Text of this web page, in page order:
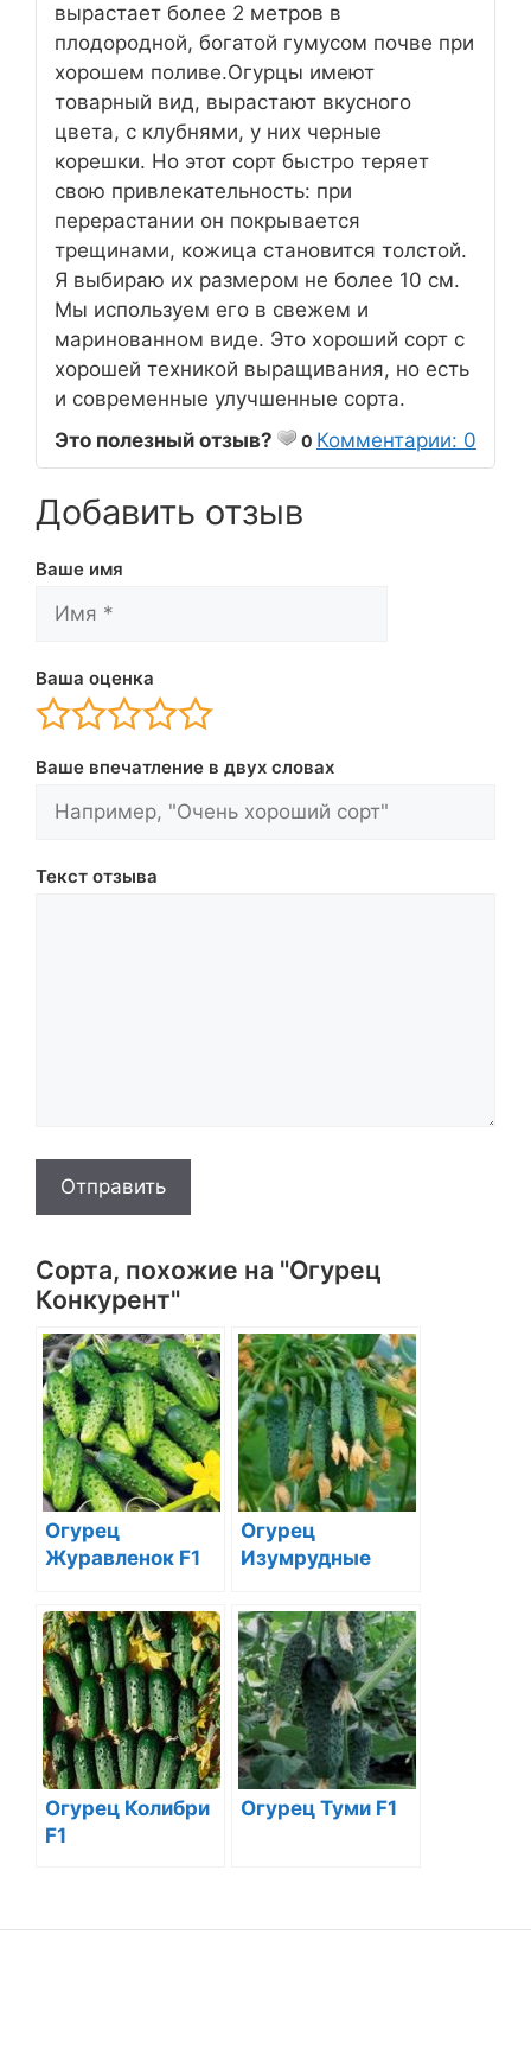
вырастает более 2 метров в
плодородной, богатой гумусом почве при
хорошем поливе.Огурцы имеют
товарный вид, вырастают вкусного
цвета, с клубнями, у них черные
корешки. Но этот сорт быстро теряет
свою привлекательность: при
перерастании он покрывается
трещинами, кожица становится толстой.
Я выбираю их размером не более 10 см.
Мы используем его в свежем и
маринованном виде. Это хороший сорт с
хорошей техникой выращивания, но есть
и современные улучшенные сорта.
Это полезный отзыв?
0 Комментарии: 0
Добавить отзыв
Ваше имя
Ваша оценка
Ваше впечатление в двух словах
Текст отзыва
Отправить
Сорта, похожие на "Огурец
Конкурент"
Огурец
Журавленок F1
Огурец
Изумрудные
Огурец Колибри
F1
Огурец Туми F1